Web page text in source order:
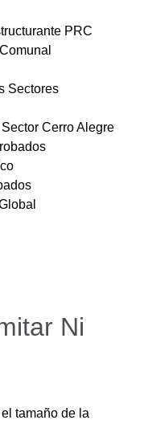
PRC
Sectores
Cerro Alegre
Ni
tamaño de la